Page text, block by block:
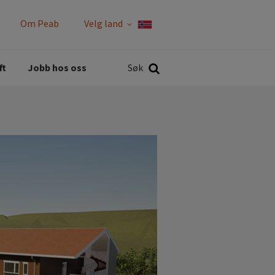
Om Peab Velg land
Jobb hos oss
Søk